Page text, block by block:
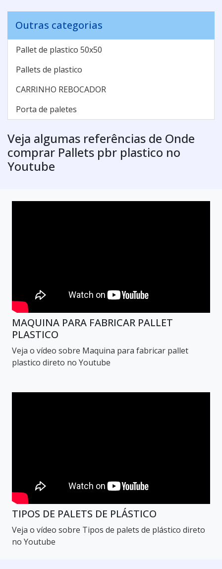
Outras categorias
Pallet de plastico 50x50
Pallets de plastico
CARRINHO REBOCADOR
Porta de paletes
Veja algumas referências de Onde
comprar Pallets pbr plastico no
Youtube
MAQUINA PARA FABRICAR PALLET
PLASTICO
Veja o vídeo sobre Maquina para fabricar pallet
plastico direto no Youtube
TIPOS DE PALETS DE PLÁSTICO
Veja o vídeo sobre Tipos de palets de plástico direto
no Youtube